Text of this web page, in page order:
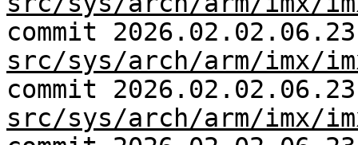
commit
src/sys/arch/arm/imx/
commit
src/sys/arch/arm/imx/